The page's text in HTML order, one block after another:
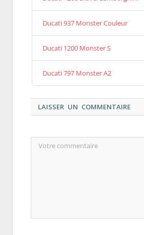
Ducati 937 Monster Couleur
Ducati 1200 Monster S
Ducati 797 Monster A2
LAISSER UN COMMENTAIRE